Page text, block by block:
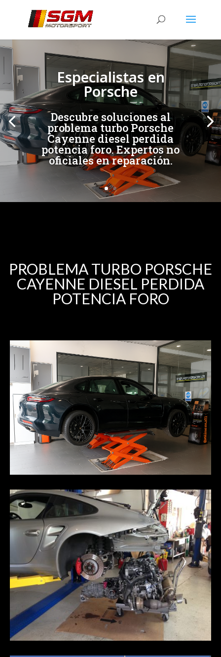
Especialistas en
Porsche
Descubre soluciones al
problema turbo Porsche
Cayenne diesel perdida
potencia foro. Expertos no
oficiales en reparación.
[/et_pb_slide]
PROBLEMA TURBO PORSCHE
CAYENNE DIESEL PERDIDA
POTENCIA FORO